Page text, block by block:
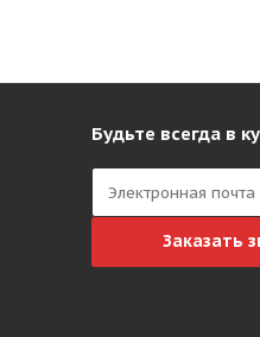
Будьте всегда в
Заказать